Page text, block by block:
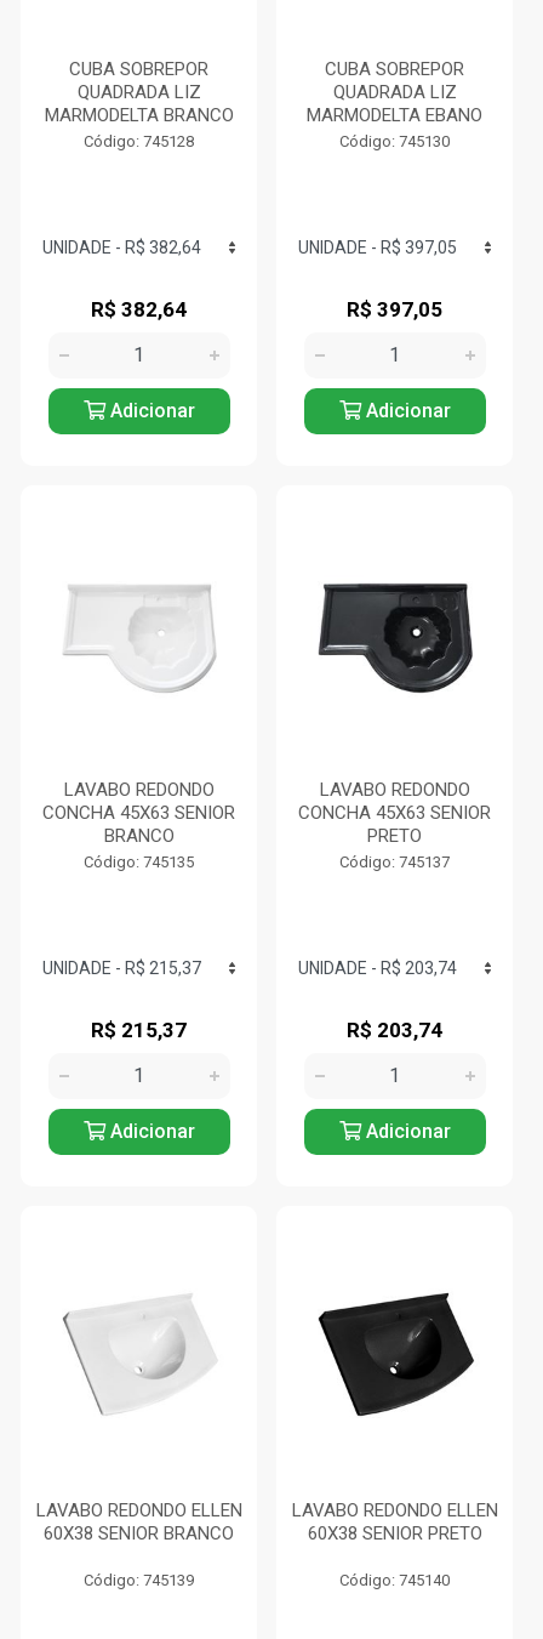
CUBA SOBREPOR
QUADRADA LIZ
MARMODELTA BRANCO
Código: 745128
R$ 382,64
Adicionar
CUBA SOBREPOR
QUADRADA LIZ
MARMODELTA EBANO
Código: 745130
R$ 397,05
Adicionar
LAVABO REDONDO
CONCHA 45X63 SENIOR
BRANCO
Código: 745135
R$ 215,37
Adicionar
LAVABO REDONDO
CONCHA 45X63 SENIOR
PRETO
Código: 745137
R$ 203,74
Adicionar
LAVABO REDONDO ELLEN
60X38 SENIOR BRANCO
Código: 745139
LAVABO REDONDO ELLEN
60X38 SENIOR PRETO
Código: 745140